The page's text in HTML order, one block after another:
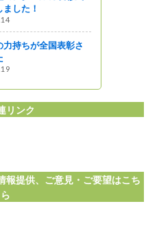
した！
力持ちが全国表彰さ
リンク
報提供、ご意見・ご要望はこち
ら